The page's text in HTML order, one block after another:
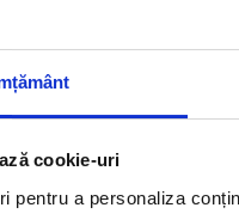
cookie-uri
pentru a personaliza